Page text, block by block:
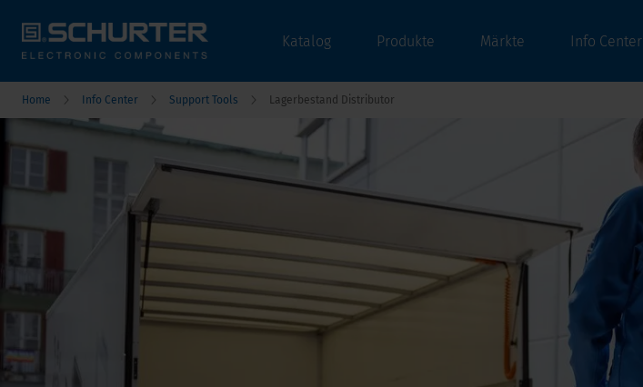
Katalog Produkte Märkte Info Center
Home Info Center Support Tools Lagerbestand Distributor